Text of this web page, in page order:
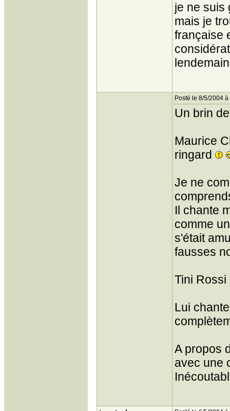
je ne suis
mais je
française
Posté le 8/5/2004
Un brin
Maurice
ringard
Je ne
Il chante
comme
s'était
fausses
Tini
Lui
A propos
avec une